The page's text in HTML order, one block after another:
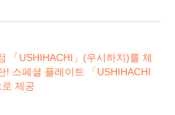
「USHIHACHI」(우시하치)를 체
! 스페셜 플레이트 「USHIHACHI
제공